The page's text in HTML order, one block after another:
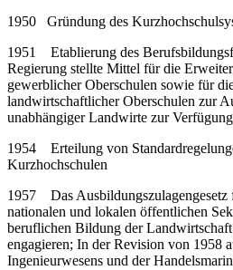
1950 Gründung des
1951 Etablierung des
Regierung stellte Mittel für die
gewerblicher Oberschulen sowie für
landwirtschaftlicher Oberschulen zur
unabhängiger Landwirte zur
1954 Erteilung von
Kurzhochschulen
1957 Das Ausbildungszulagengesetz
nationalen und lokalen öffentlichen
beruflichen Bildung der
engagieren; In der Revision von 1958
Ingenieurwesens und der